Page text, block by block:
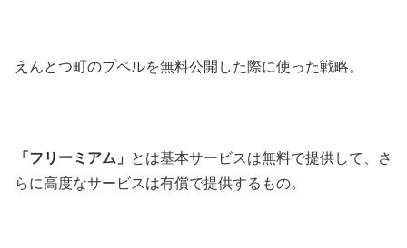
えんとつ町のプペルを無料公開した際に使った戦略。
「フリーミアム」
とは基本サービスは無料で提供して、さ
らに高度なサービスは有償で提供するもの。